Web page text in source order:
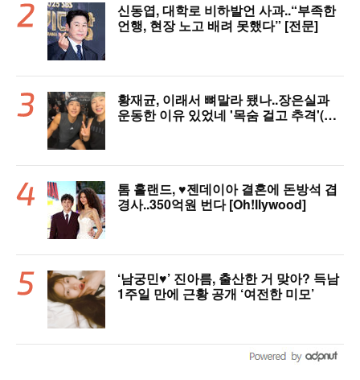
신동엽, 대학로 비하발언 사과..“부족한
언행, 현장 노고 배려 못했다” [전문]
황재균, 이래서 뼈말라 됐나..장은실과
운동한 이유 있었네 '목숨 걸고 추격'(술
톰 홀랜드, ♥︎젠데이아 결혼에 돈방석 겹
경사..350억원 번다 [Oh!llywood]
‘남궁민♥’ 진아름, 출산한 거 맞아? 득남
1주일 만에 근황 공개 ‘여전한 미모’